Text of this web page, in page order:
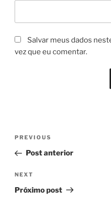
Salvar meus dados
vez que eu comentar.
Navegação
Post
Previous
Post
PREVIOUS
Post anterior
Next
Post
NEXT
Próximo post